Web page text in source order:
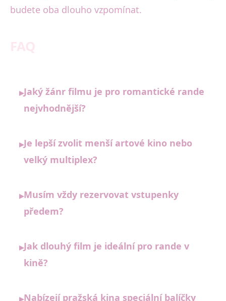
budete oba dlouho vzpomínat.
▸Jaký žánr filmu je pro romantické rande
nejvhodnější?
▸Je lepší zvolit menší artové kino nebo
velký multiplex?
▸Musím vždy rezervovat vstupenky
předem?
▸Jak dlouhý film je ideální pro rande v
kině?
Nabízejí pražská kina speciální balíčky